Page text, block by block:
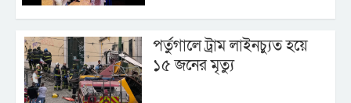
পর্তুগালে ট্রাম লাইনচ্যুত হয়ে
১৫ জনের মৃত্যু